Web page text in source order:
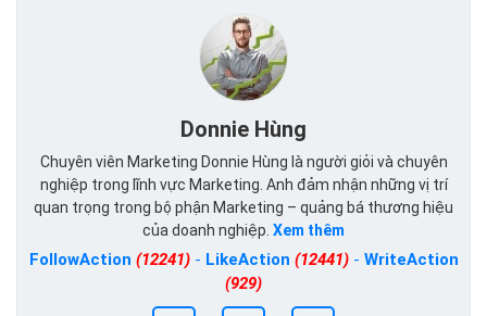
Donnie Hùng
Chuyên viên Marketing Donnie Hùng là người giỏi và chuyên
nghiệp trong lĩnh vực Marketing. Anh đảm nhận những vị trí
quan trọng trong bộ phận Marketing – quảng bá thương hiệu
của doanh nghiệp. Xem thêm
FollowAction (12241)- LikeAction (12441)- WriteAction
(929)